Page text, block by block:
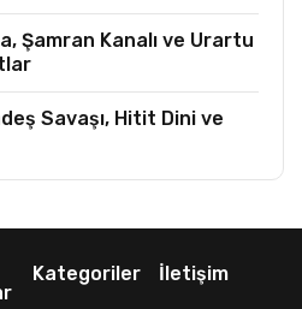
Şamran Kanalı ve Urartu
Savaşı, Hitit Dini ve
Kategoriler İletişim